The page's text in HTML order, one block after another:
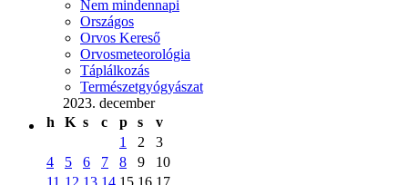
Nem mindennapi
Országos
Orvos Kereső
Orvosmeteorológia
Táplálkozás
Természetgyógyászat
2023. december
h
K s c p s
v
1
2
3
4
5 6 7 8 9
10
11 12 13 14 15 16 17